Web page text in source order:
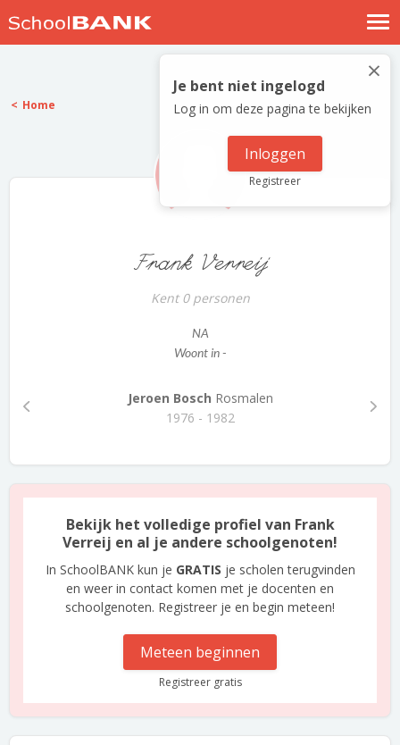
Nostalgische verhalen
Log in
Meld je gratis aan
×
Je bent niet ingelogd
Log in om deze pagina te bekijken
Inloggen
Registreer
Home
Frank Verreij
Kent 0 personen
NA
Woont in -
Jeroen Bosch Rosmalen
1976 - 1982
Bekijk het volledige profiel van Frank
Verreij en al je andere schoolgenoten!
In SchoolBANK kun je GRATIS je scholen terugvinden
en weer in contact komen met je docenten en
schoolgenoten. Registreer je en begin meteen!
Meteen beginnen
Registreer gratis